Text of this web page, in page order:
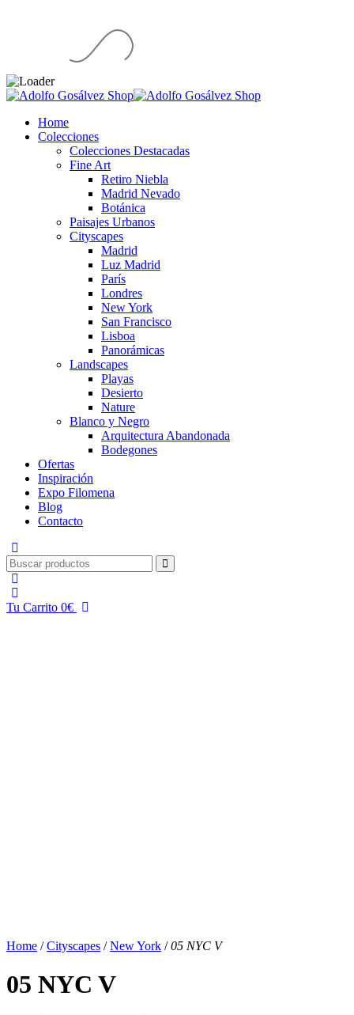
Home
Colecciones
Colecciones Destacadas
Fine Art
Retiro Niebla
Madrid Nevado
Botánica
Paisajes Urbanos
Cityscapes
Madrid
Luz Madrid
París
Londres
New York
San Francisco
Lisboa
Panorámicas
Landscapes
Playas
Desierto
Nature
Blanco y Negro
Arquitectura Abandonada
Bodegones
Ofertas
Inspiración
Expo Filomena
Blog
Contacto
Tu Carrito 0€
Home /Cityscapes /New York /05 NYC V
05 NYC V